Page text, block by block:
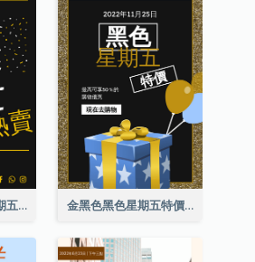
黃色大氣球黑色星期五特價海報 金黑色黑色星期五特價海報